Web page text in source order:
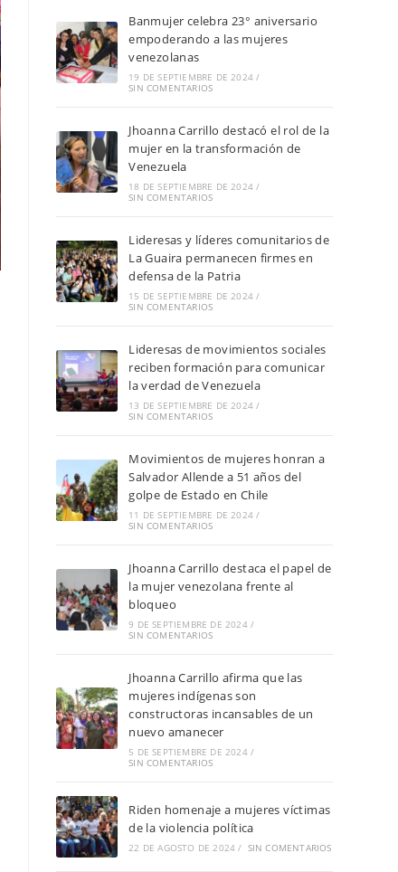
Banmujer celebra 23° aniversario
empoderando a las mujeres
venezolanas
19 DE SEPTIEMBRE DE 2024 /
SIN COMENTARIOS
Jhoanna Carrillo destacó el rol de la
mujer en la transformación de
Venezuela
18 DE SEPTIEMBRE DE 2024 /
SIN COMENTARIOS
Lideresas y líderes comunitarios de
La Guaira permanecen firmes en
defensa de la Patria
15 DE SEPTIEMBRE DE 2024 /
SIN COMENTARIOS
Lideresas de movimientos sociales
reciben formación para comunicar
la verdad de Venezuela
13 DE SEPTIEMBRE DE 2024 /
SIN COMENTARIOS
Movimientos de mujeres honran a
Salvador Allende a 51 años del
golpe de Estado en Chile
11 DE SEPTIEMBRE DE 2024 /
SIN COMENTARIOS
Jhoanna Carrillo destaca el papel de
la mujer venezolana frente al
bloqueo
9 DE SEPTIEMBRE DE 2024 /
SIN COMENTARIOS
Jhoanna Carrillo afirma que las
mujeres indígenas son
constructoras incansables de un
nuevo amanecer
5 DE SEPTIEMBRE DE 2024 /
SIN COMENTARIOS
Riden homenaje a mujeres víctimas
de la violencia política
22 DE AGOSTO DE 2024 / SIN COMENTARIOS